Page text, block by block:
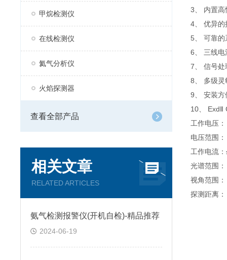
甲烷检测仪
在线检测仪
氦气分析仪
火焰探测器
查看全部产品
相关文章
RELATED ARTICLES
氨气检测报警仪(开机自检)-精品推荐
2024-06-19
3、 内置高
4、 优异的
5、 可靠的
6、 三线电
7、 信号处
8、 多级灵
9、 安装方
10、 ExdⅡ
工作电压
电压范围
工作电流
光谱范围
视角范围：
探测距